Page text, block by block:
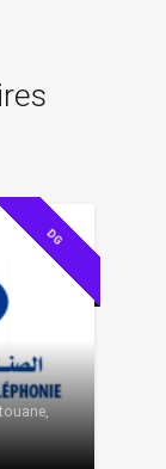
FILIALE
DG